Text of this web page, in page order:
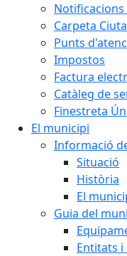
Carpeta
Punts
Impostos
Factura
Catàleg de
Finestreta
El municipi
Informació
Situació
Història
El
Guia del
Entitats i